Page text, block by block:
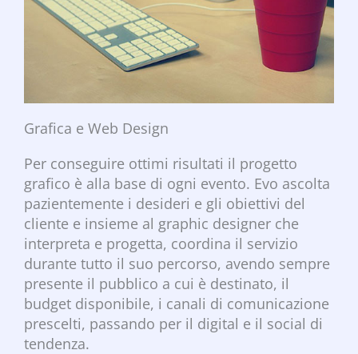
Grafica e Web Design
Per conseguire ottimi risultati il progetto
grafico è alla base di ogni evento. Evo ascolta
pazientemente i desideri e gli obiettivi del
cliente e insieme al graphic designer che
interpreta e progetta, coordina il servizio
durante tutto il suo percorso, avendo sempre
presente il pubblico a cui è destinato, il
budget disponibile, i canali di comunicazione
prescelti, passando per il digital e il social di
tendenza.